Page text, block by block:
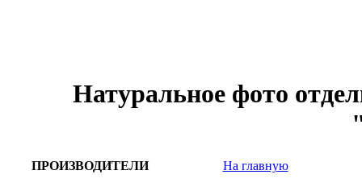
Натуральное фото
ПРОИЗВОДИТЕЛИ На главную